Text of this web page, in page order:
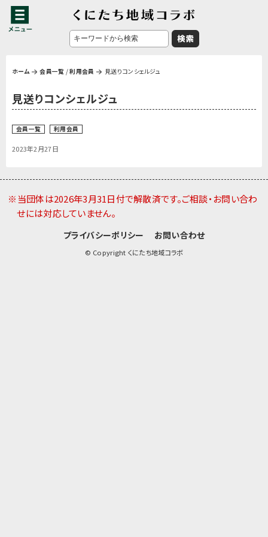
ホーム 会員一覧 /利用会員 見送りコンシェルジュ
見送りコンシェルジュ
会員一覧 利用会員
2023年2月27日
※当団体は2026年3月31日付で解散済です。ご相談・お問い合わ
せには対応していません。
プライバシーポリシー お問い合わせ
© Copyright くにたち地域コラボ